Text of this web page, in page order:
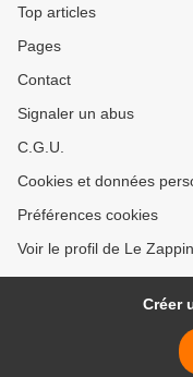
Top articles
Pages
Contact
Signaler un abus
C.G.U.
Cookies et données
Préférences cookies
Voir le profil de Le
Créer